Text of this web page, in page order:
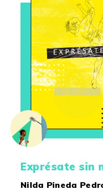
Exprésate sin
Nilda Pineda